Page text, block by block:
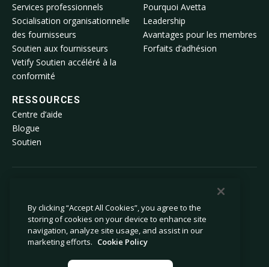
Services professionnels
Socialisation organisationnelle
des fournisseurs
Soutien aux fournisseurs
Vetify Soutien accéléré à la
conformité
Pourquoi Avetta
Leadership
Avantages pour les membres
Forfaits d’adhésion
RESSOURCES
Centre d’aide
Blogue
Soutien
Politique de confidentialité
Politique relative aux témoins
Avis lors de la collecte
Déclaration sur l’esclavage moderne
Mentions légales
By clicking “Accept All Cookies”, you agree to the
storing of cookies on your device to enhance site
navigation, analyze site usage, and assist in our
marketing efforts. Cookie Policy